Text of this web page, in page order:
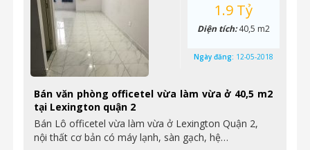
Bán văn phòng officetel vừa làm vừa ở 40,5 m2
tại Lexington quận 2
Bán Lô officetel vừa làm vừa ở Lexington Quận 2,
nội thất cơ bản có máy lạnh, sàn gạch, hệ…
1.9 Tỷ
Diện tích:40,5 m2
Ngày đăng: 12-05-2018